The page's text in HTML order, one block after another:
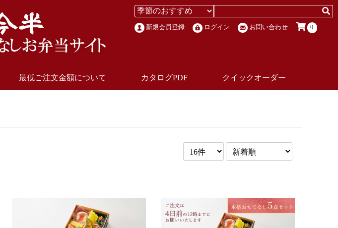
新規会員登録 ログイン お問い合わせ 0
最低ご注文金額について カタログPDF クイックオーダー